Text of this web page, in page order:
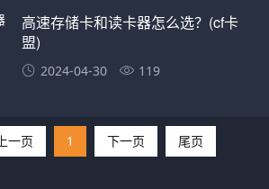
高速存储卡和读卡器怎么选？(cf卡
盟)
2024-04-30 119
上一页 1 下一页 尾页